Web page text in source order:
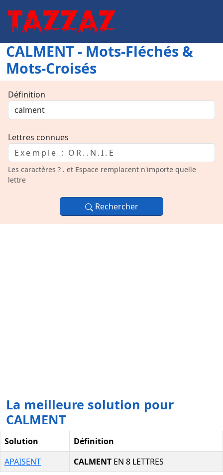
CALMENT - Mots-Fléchés &
Mots-Croisés
Définition
Lettres connues
Les caractères ? . et Espace remplacent n'importe quelle
lettre
Rechercher
La meilleure solution pour
CALMENT
Solution
Définition
APAISENT
CALMENT EN 8 LETTRES